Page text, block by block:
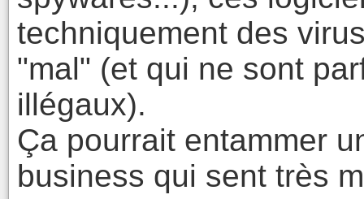
techniquement des
"mal" (et qui ne sont
illégaux).
Ça pourrait entammer
business qui sent très